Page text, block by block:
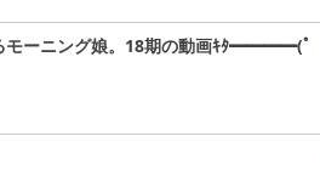
モーニング娘。18期の動画ｷﾀ━━━━(ﾟ